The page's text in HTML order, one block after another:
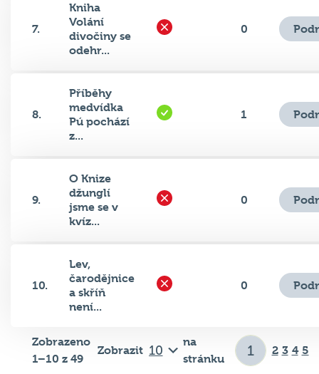
7.
Kniha
Volání
divočiny se
odehr...
0
8.
Příběhy
medvídka
Pú pochází
z...
1
9.
O Knize
džunglí
jsme se v
kvíz...
0
10.
Lev,
čarodějnice
a skříň
není...
0
Zobrazeno
1–10 z 49
Zobrazit
na
stránku
2 3 4 5